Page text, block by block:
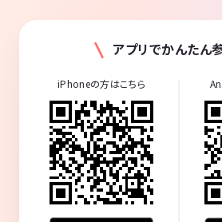
最後まで読んで頂きありがとう
ございました✨✨✨
アプリでかんたん
iPhoneの方はこちら